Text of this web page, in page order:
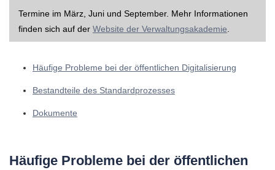
Termine im März, Juni und September. Mehr Informationen
finden sich auf der Website der Verwaltungsakademie.
Häufige Probleme bei der öffentlichen Digitalisierung
Bestandteile des Standardprozesses
Dokumente
Häufige Probleme bei der öffentlichen